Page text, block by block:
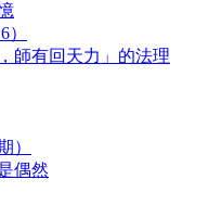
師有回天力」的法理
）
偶然